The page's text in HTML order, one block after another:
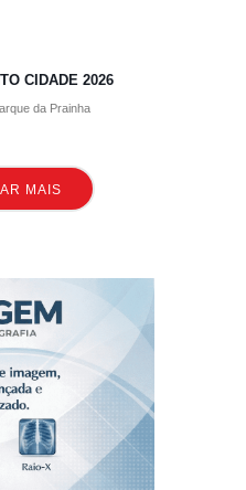
CIDADE 2026
da Prainha
MAIS